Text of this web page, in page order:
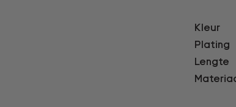
Kleur
Plating
Lengte